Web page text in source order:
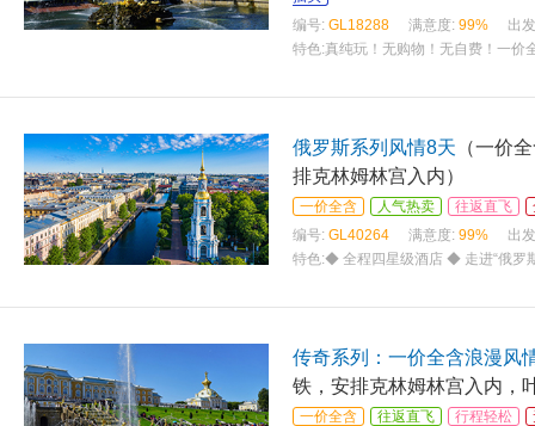
编号: GL18288 满意度: 99%
出
特色:真纯玩！无购物！无自费！一价
俄罗斯系列风情8天 （一价
排克林姆林宫入内）
一价全含 人气热卖 往返直飞
编号: GL40264 满意度: 99%
出
特色:◆ 全程四星级酒店 ◆ 走进“俄罗
传奇系列：一价全含浪漫风
铁，安排克林姆林宫入内，
一价全含 往返直飞 行程轻松